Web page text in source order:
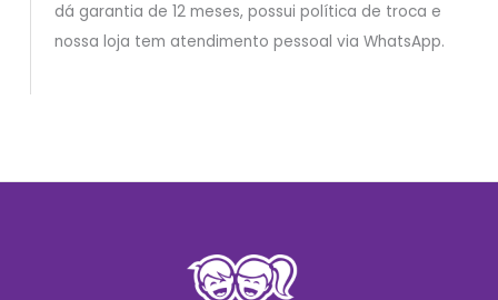
dá garantia de 12 meses, possui política de troca e
nossa loja tem atendimento pessoal via WhatsApp.